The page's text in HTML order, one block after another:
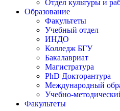
Отдел культуры и
Образование
Факультеты
Учебный отдел
ИНДО
Колледж БГУ
Бакалавриат
Магистратура
PhD Докторантура
Международный
Учебно-
Факультеты